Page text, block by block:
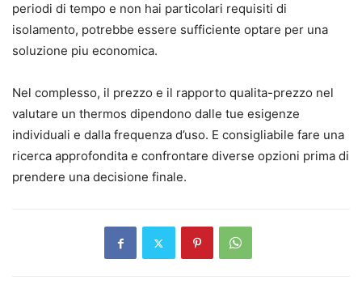
periodi di tempo e non hai particolari requisiti di
isolamento, potrebbe essere sufficiente optare per una
soluzione piu economica.
Nel complesso, il prezzo e il rapporto qualita-prezzo nel
valutare un thermos dipendono dalle tue esigenze
individuali e dalla frequenza d’uso. E consigliabile fare una
ricerca approfondita e confrontare diverse opzioni prima di
prendere una decisione finale.